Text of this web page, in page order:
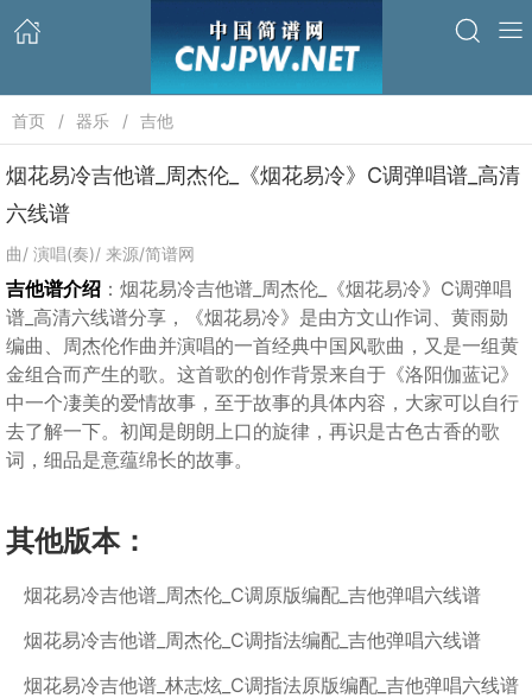
首页 器乐 吉他
烟花易冷吉他谱_周杰伦_《烟花易冷》C调弹唱谱_高清
六线谱
曲/ 演唱(奏)/ 来源/简谱网
吉他谱介绍 ：烟花易冷吉他谱_周杰伦_《烟花易冷》C调弹唱
谱_高清六线谱分享，《烟花易冷》是由方文山作词、黄雨勋
编曲、周杰伦作曲并演唱的一首经典中国风歌曲，又是一组黄
金组合而产生的歌。这首歌的创作背景来自于《洛阳伽蓝记》
中一个凄美的爱情故事，至于故事的具体内容，大家可以自行
去了解一下。初闻是朗朗上口的旋律，再识是古色古香的歌
词，细品是意蕴绵长的故事。
其他版本：
烟花易冷吉他谱_周杰伦_C调原版编配_吉他弹唱六线谱
烟花易冷吉他谱_周杰伦_C调指法编配_吉他弹唱六线谱
烟花易冷吉他谱_林志炫_C调指法原版编配_吉他弹唱六线谱